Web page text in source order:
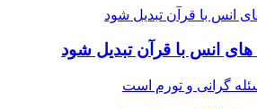
های انس با قرآن تبدیل شود